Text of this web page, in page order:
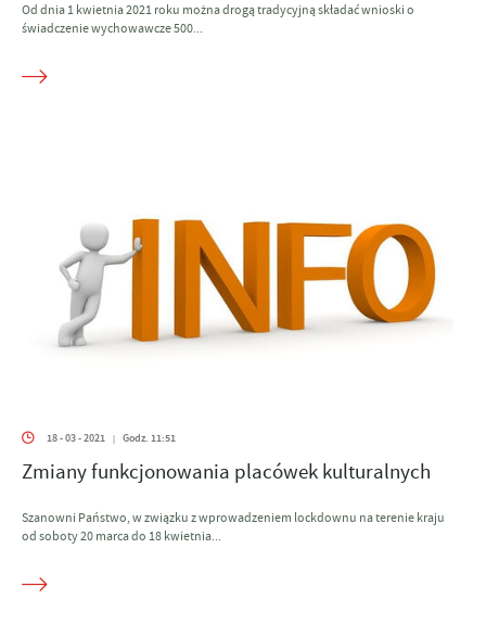
Od dnia 1 kwietnia 2021 roku można drogą tradycyjną składać wnioski o
świadczenie wychowawcze 500...
18 - 03 - 2021 | Godz. 11:51
Zmiany funkcjonowania placówek kulturalnych
Szanowni Państwo, w związku z wprowadzeniem lockdownu na terenie kraju
od soboty 20 marca do 18 kwietnia...